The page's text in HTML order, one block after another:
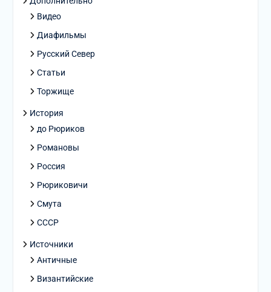
Видео
Диафильмы
Русский Север
Статьи
Торжище
История
до Рюриков
Романовы
Россия
Рюриковичи
Смута
СССР
Источники
Античные
Византийские